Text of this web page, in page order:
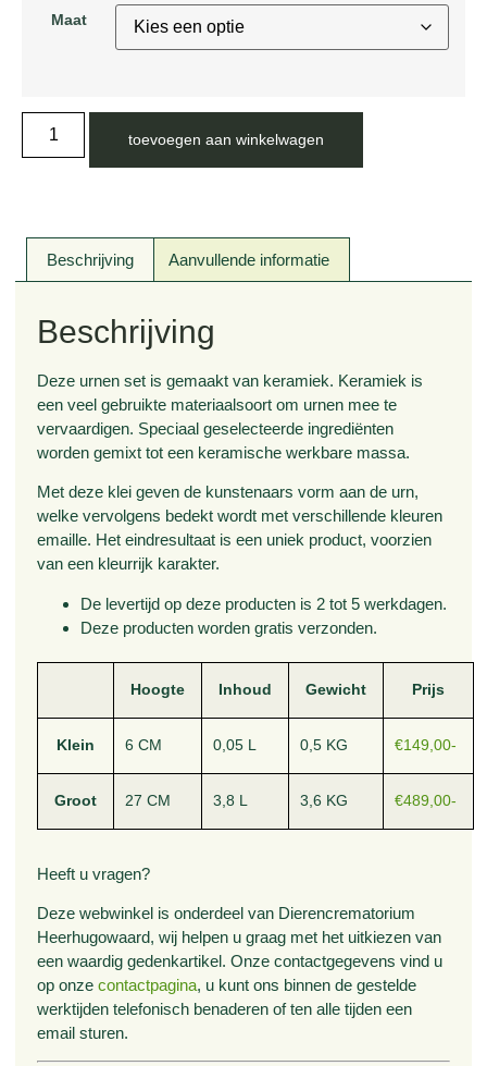
Maat
toevoegen aan winkelwagen
Beschrijving Aanvullende informatie
Beschrijving
Deze urnen set is gemaakt van keramiek. Keramiek is
een veel gebruikte materiaalsoort om urnen mee te
vervaardigen. Speciaal geselecteerde ingrediënten
worden gemixt tot een keramische werkbare massa.
Met deze klei geven de kunstenaars vorm aan de urn,
welke vervolgens bedekt wordt met verschillende kleuren
emaille. Het eindresultaat is een uniek product, voorzien
van een kleurrijk karakter.
De levertijd op deze producten is 2 tot 5 werkdagen.
Deze producten worden gratis verzonden.
Hoogte Inhoud Gewicht Prijs
Klein 6 CM 0,05 L 0,5 KG €149,00-
Groot 27 CM 3,8 L 3,6 KG €489,00-
Heeft u vragen?
Deze webwinkel is onderdeel van Dierencrematorium
Heerhugowaard, wij helpen u graag met het uitkiezen van
een waardig gedenkartikel. Onze contactgegevens vind u
op onzecontactpagina, u kunt ons binnen de gestelde
werktijden telefonisch benaderen of ten alle tijden een
email sturen.